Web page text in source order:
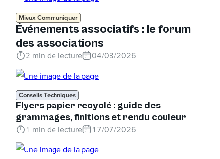
Mieux Communiquer
Événements associatifs : le forum
des associations
2 min de lecture 04/08/2026
Conseils Techniques
Flyers papier recyclé : guide des
grammages, finitions et rendu couleur
1 min de lecture 17/07/2026